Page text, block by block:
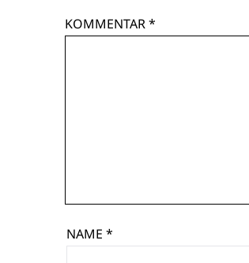
KOMMENTAR*
NAME *